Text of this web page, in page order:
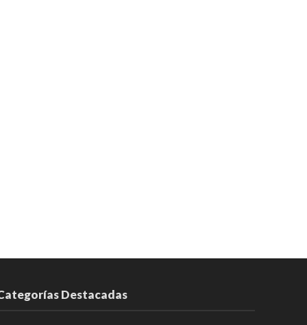
Destacadas